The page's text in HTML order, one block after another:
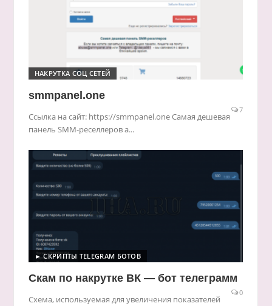
НАКРУТКА СОЦ СЕТЕЙ
smmpanel.one
7
Ссылка на сайт: https://smmpanel.one Самая дешевая
панель SMM-реселлеров а...
► СКРИПТЫ TELEGRAM БОТОВ
Скам по накрутке ВК — бот телеграмм
0
Схема, используемая для увеличения показателей